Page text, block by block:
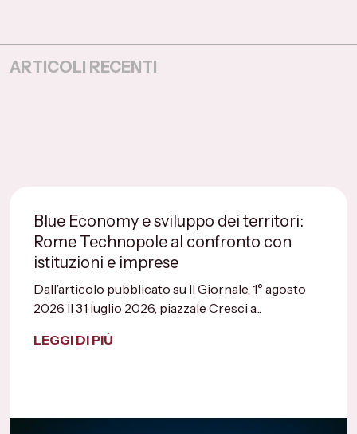
ARTICOLI RECENTI
Blue Economy e sviluppo dei territori:
Rome Technopole al confronto con
istituzioni e imprese
Dall’articolo pubblicato su Il Giornale, 1° agosto
2026 Il 31 luglio 2026, piazzale Cresci a...
LEGGI DI PIÙ